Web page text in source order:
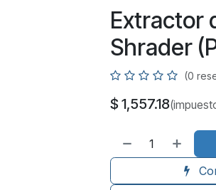
Extractor
Shrader
(0
$ 1,557.18